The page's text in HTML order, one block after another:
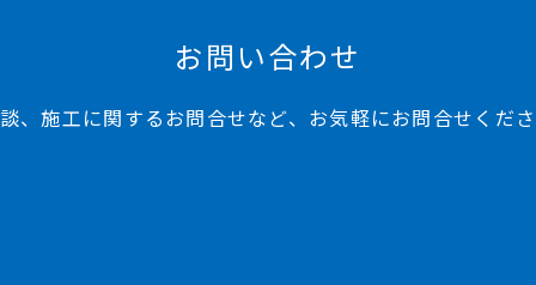
お問い合わせ
、施工に関するお問合せなど、お気軽にお問合せくだ